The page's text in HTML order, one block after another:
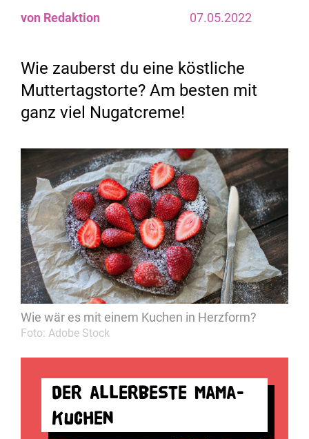
von Redaktion 07.05.2022
Wie zauberst du eine köstliche
Muttertagstorte? Am besten mit
ganz viel Nugatcreme!
Wie wär es mit einem Kuchen in Herzform?
Foto: Adobe Stock
Der allerbeste Mama-
Kuchen